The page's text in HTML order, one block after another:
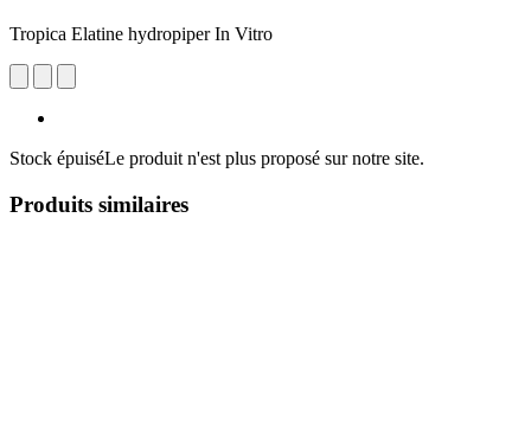
Tropica Elatine hydropiper In Vitro
Stock épuiséLe produit n'est plus proposé sur notre site.
Produits similaires